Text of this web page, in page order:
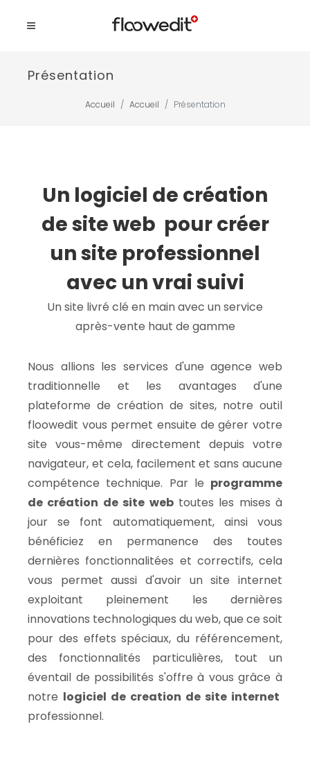
Présentation
Accueil Accueil Présentation
Un logiciel de création
de site web pour créer
un site professionnel
avec un vrai suivi
Un site livré clé en main avec un service
après-vente haut de gamme
Nous allions les services d'une agence web
traditionnelle et les avantages d'une
plateforme de création de sites, notre outil
floowedit vous permet ensuite de gérer votre
site vous-même directement depuis votre
navigateur, et cela, facilement et sans aucune
compétence technique. Par le programme
de création de site webtoutes les mises à
jour se font automatiquement, ainsi vous
bénéficiez en permanence des toutes
dernières fonctionnalitées et correctifs, cela
vous permet aussi d'avoir un site internet
exploitant pleinement les dernières
innovations technologiques du web, que ce soit
pour des effets spéciaux, du référencement,
des fonctionnalités particulières, tout un
éventail de possibilités s'offre à vous grâce à
notre logiciel de creation de site internet
professionnel.